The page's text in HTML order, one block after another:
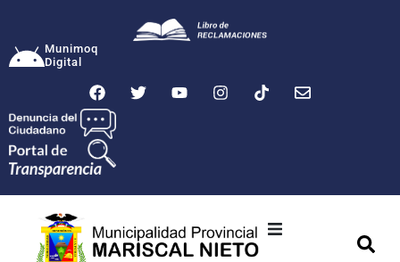
Munimoq
Digital